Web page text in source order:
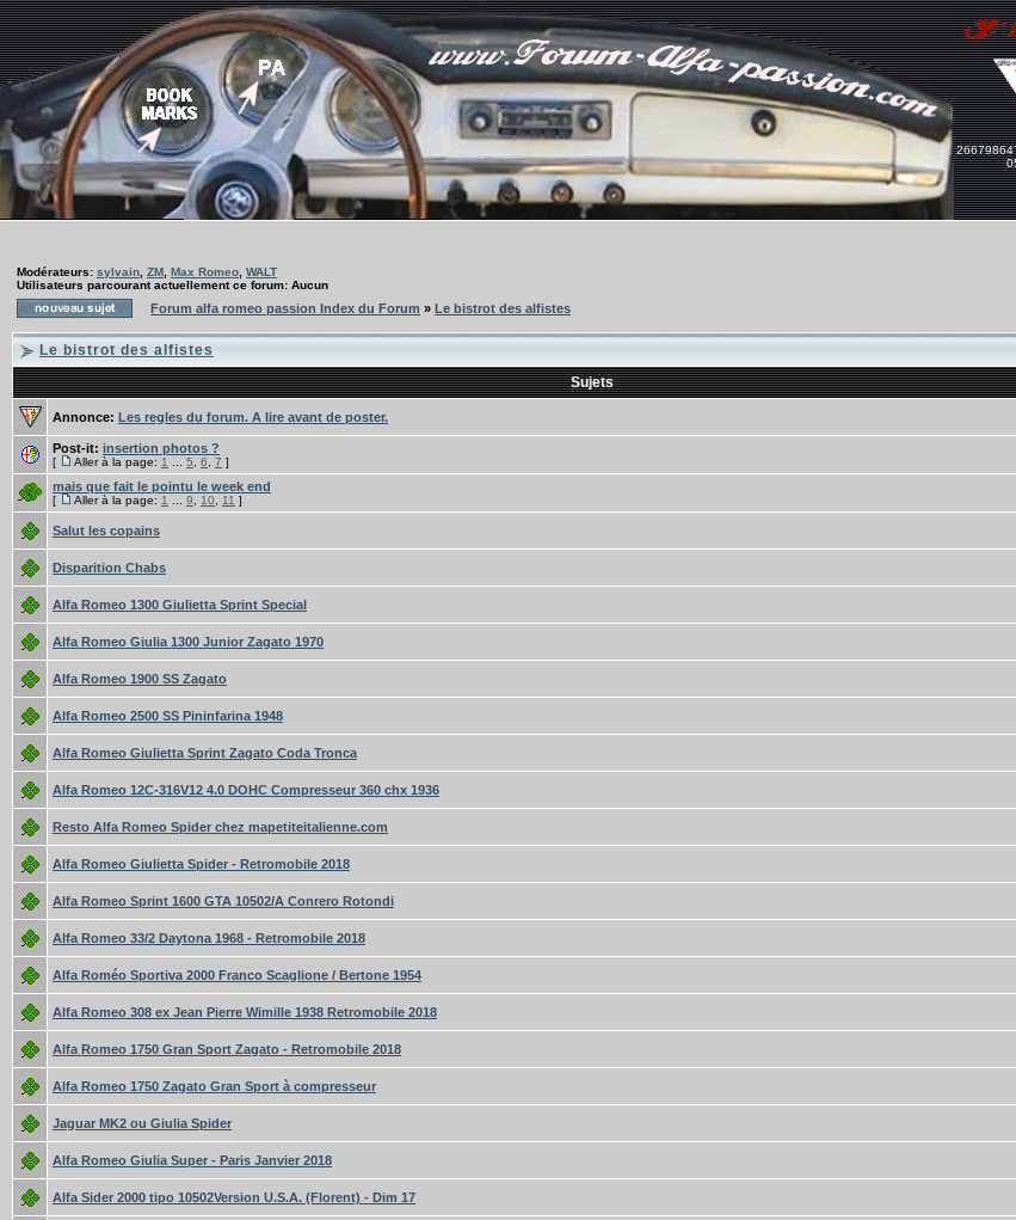
Modérateurs: sylvain ZM Max Romeo WALT
Utilisateurs parcourant actuellement ce forum: Aucun
Forum alfa romeo passion Index du Forum » Le bistrot des alfistes
Le bistrot des alfistes
Sujets
Annonce: Les regles du forum. A lire avant de poster.
Post-it: insertion photos ?
[ Aller à la page: 1 5 6 7 ]
mais que fait le pointu le week end
[ Aller à la page: 1 9 10 11 ]
Salut les copains
Disparition Chabs
Alfa Romeo 1300 Giulietta Sprint Special
Alfa Romeo Giulia 1300 Junior Zagato 1970
Alfa Romeo 1900 SS Zagato
Alfa Romeo 2500 SS Pininfarina 1948
Alfa Romeo Giulietta Sprint Zagato Coda Tronca
Alfa Romeo 12C-316V12 4.0 DOHC Compresseur 360 chx 1936
Resto Alfa Romeo Spider chez mapetiteitalienne.com
Alfa Romeo Giulietta Spider - Retromobile 2018
Alfa Romeo Sprint 1600 GTA 10502/A Conrero Rotondi
Alfa Romeo 33/2 Daytona 1968 - Retromobile 2018
Alfa Roméo Sportiva 2000 Franco Scaglione / Bertone 1954
Alfa Romeo 308 ex Jean Pierre Wimille 1938 Retromobile 2018
Alfa Romeo 1750 Gran Sport Zagato - Retromobile 2018
Alfa Romeo 1750 Zagato Gran Sport à compresseur
Jaguar MK2 ou Giulia Spider
Alfa Romeo Giulia Super - Paris Janvier 2018
Alfa Sider 2000 tipo 10502Version U.S.A. (Florent) - Dim 17